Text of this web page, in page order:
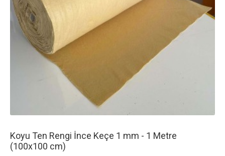
Koyu Ten Rengi İnce Keçe 1 mm - 1 Metre
(100x100 cm)